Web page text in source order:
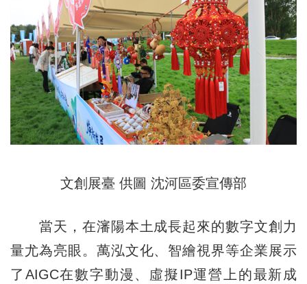
文創展臺 供圖 沈河區委宣傳部
當天，在瀋陽本土成長起來的數字文創力
量尤為亮眼。萬泓文化、智繪視界等企業展示
了AIGC在數字動漫、虛擬IP運營上的最新成